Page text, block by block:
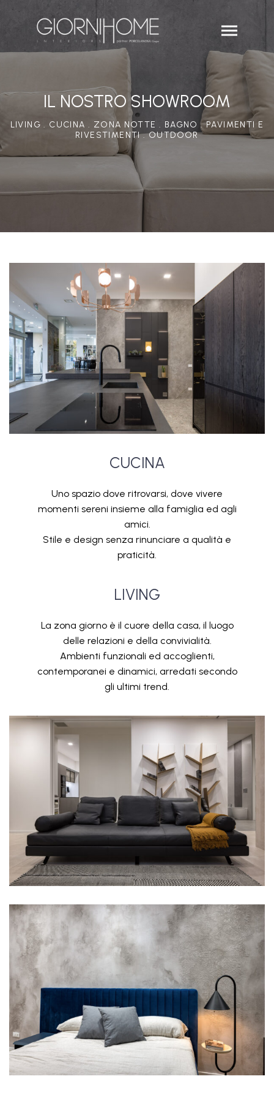
IL NOSTRO SHOWROOM
LIVING . CUCINA . ZONA NOTTE . BAGNO . PAVIMENTI E
RIVESTIMENTI . OUTDOOR
CUCINA
Uno spazio dove ritrovarsi, dove vivere
momenti sereni insieme alla famiglia ed agli
amici.
Stile e design senza rinunciare a qualità e
praticità.
LIVING
La zona giorno è il cuore della casa, il luogo
delle relazioni e della convivialità.
Ambienti funzionali ed accoglienti,
contemporanei e dinamici, arredati secondo
gli ultimi trend.